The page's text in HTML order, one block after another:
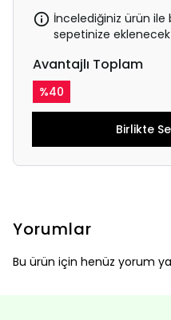
İncelediğiniz ürün
sepetinize
Avantajlı Toplam
%40
Birlikte
Yorumlar
Bu ürün için henüz yorum